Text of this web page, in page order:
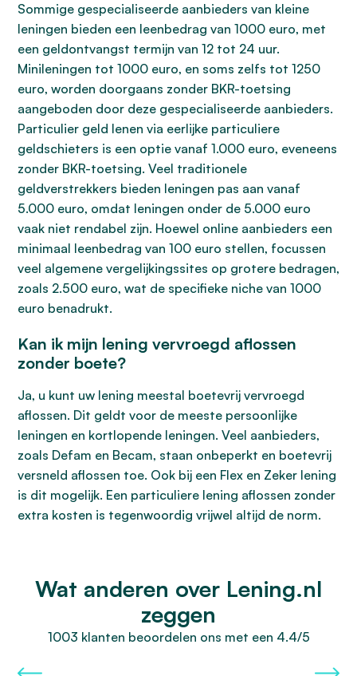
Sommige gespecialiseerde aanbieders van kleine
leningen bieden een leenbedrag van 1000 euro, met
een geldontvangst termijn van 12 tot 24 uur.
Minileningen tot 1000 euro, en soms zelfs tot 1250
euro, worden doorgaans zonder BKR-toetsing
aangeboden door deze gespecialiseerde aanbieders.
Particulier geld lenen via eerlijke particuliere
geldschieters is een optie vanaf 1.000 euro, eveneens
zonder BKR-toetsing. Veel traditionele
geldverstrekkers bieden leningen pas aan vanaf
5.000 euro, omdat leningen onder de 5.000 euro
vaak niet rendabel zijn. Hoewel online aanbieders een
minimaal leenbedrag van 100 euro stellen, focussen
veel algemene vergelijkingssites op grotere bedragen,
zoals 2.500 euro, wat de specifieke niche van 1000
euro benadrukt.
Kan ik mijn lening vervroegd aflossen
zonder boete?
Ja, u kunt uw lening meestal boetevrij vervroegd
aflossen. Dit geldt voor de meeste persoonlijke
leningen en kortlopende leningen. Veel aanbieders,
zoals Defam en Becam, staan onbeperkt en boetevrij
versneld aflossen toe. Ook bij een Flex en Zeker lening
is dit mogelijk. Een particuliere lening aflossen zonder
extra kosten is tegenwoordig vrijwel altijd de norm.
Wat anderen over Lening.nl
zeggen
1003 klanten beoordelen ons met een 4.4/5